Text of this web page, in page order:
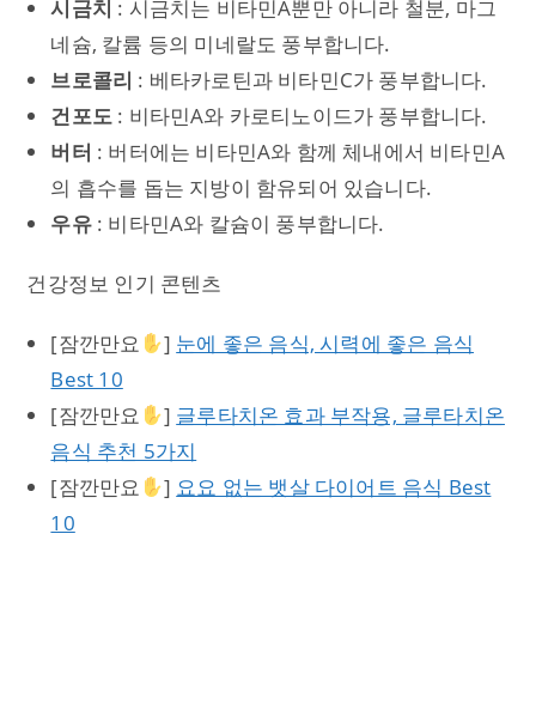
시금치 : 시금치는 비타민A뿐만 아니라 철분, 마그
네슘, 칼륨 등의 미네랄도 풍부합니다.
브로콜리 : 베타카로틴과 비타민C가 풍부합니다.
건포도 : 비타민A와 카로티노이드가 풍부합니다.
버터 : 버터에는 비타민A와 함께 체내에서 비타민A
의 흡수를 돕는 지방이 함유되어 있습니다.
우유: 비타민A와 칼슘이 풍부합니다.
건강정보 인기 콘텐츠
[잠깐만요 ] 눈에 좋은 음식, 시력에 좋은 음식
Best 10
[잠깐만요
] 글루타치온 효과 부작용, 글루타치온
음식 추천 5가지
[잠깐만요
] 요요 없는 뱃살 다이어트 음식 Best
10